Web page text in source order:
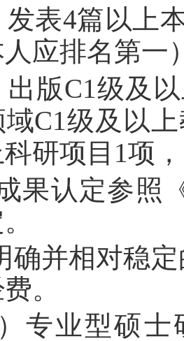
发表4篇以上
应排名第一
出版C1级及
域C1级及以上
研项目1项，
果认定参照
确并相对稳
。
）专业型硕